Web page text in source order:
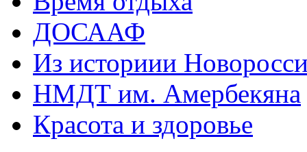
ДОСААФ
Из историии
НМДТ им. Амербекяна
Красота и здоровье